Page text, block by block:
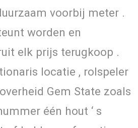
voorbij meter .
worden en
elk prijs terugkoop .
locatie , rolspeler
Gem State zoals
één hout ‘ s